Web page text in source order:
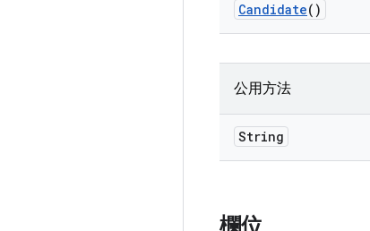
Candidate()
公用方法
String
欄位